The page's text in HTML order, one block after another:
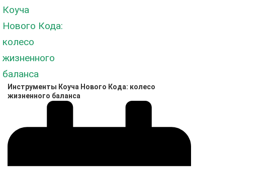
Инструменты Коуча Нового Кода: колесо
жизненного баланса